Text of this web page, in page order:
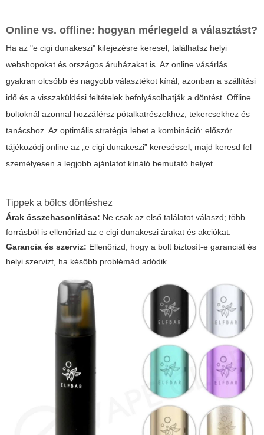
Online vs. offline: hogyan mérlegeld a választást?
Ha az "e cigi dunakeszi" kifejezésre keresel, találhatsz helyi
webshopokat és országos áruházakat is. Az online vásárlás
gyakran olcsóbb és nagyobb választékot kínál, azonban a szállítási
idő és a visszaküldési feltételek befolyásolhatják a döntést. Offline
boltoknál azonnal hozzáférsz pótalkatrészekhez, tekercsekhez és
tanácshoz. Az optimális stratégia lehet a kombináció: először
tájékozódj online az „e cigi dunakeszi” kereséssel, majd keresd fel
személyesen a legjobb ajánlatot kínáló bemutató helyet.
Tippek a bölcs döntéshez
Árak összehasonlítása: Ne csak az első találatot válaszd; több
forrásból is ellenőrizd az e cigi dunakeszi árakat és akciókat.
Garancia és szerviz: Ellenőrizd, hogy a bolt biztosít-e garanciát és
helyi szervizt, ha később problémád adódik.